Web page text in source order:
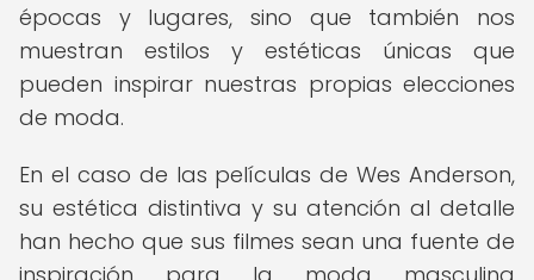
épocas y lugares, sino que también nos
muestran estilos y estéticas únicas que
pueden inspirar nuestras propias elecciones
de moda.
En el caso de las películas de Wes Anderson,
su estética distintiva y su atención al detalle
han hecho que sus filmes sean una fuente de